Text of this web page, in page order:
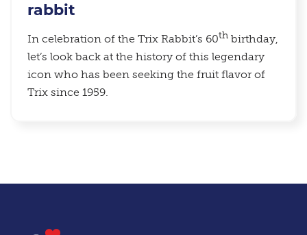
rabbit
In celebration of the Trix Rabbit’s 60th birthday,
let’s look back at the history of this legendary
icon who has been seeking the fruit flavor of
Trix since 1959.